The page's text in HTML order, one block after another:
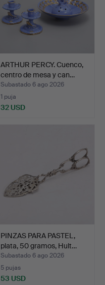
ARTHUR PERCY. Cuenco,
centro de mesa y can…
Subastado 6 ago 2026
1 puja
32 USD
PINZAS PARA PASTEL,
plata, 50 gramos, Hult…
Subastado 6 ago 2026
5 pujas
53 USD